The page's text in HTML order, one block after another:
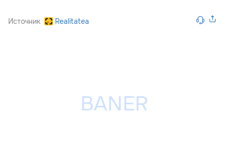
Источник Realitatea